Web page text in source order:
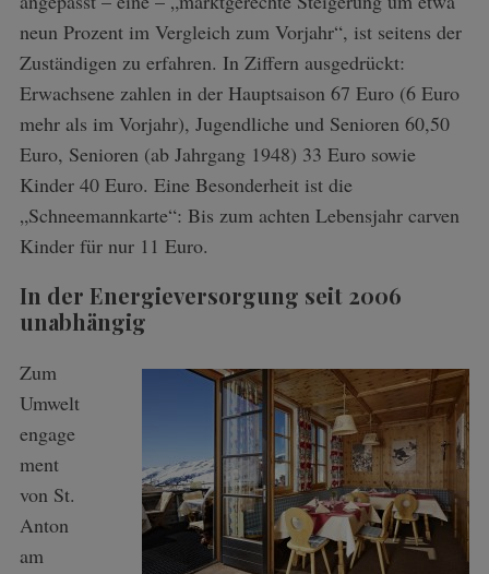
neun Prozent im Vergleich zum Vorjahr“, ist seitens der
Zuständigen zu erfahren. In Ziffern ausgedrückt:
Erwachsene zahlen in der Hauptsaison 67 Euro (6 Euro
mehr als im Vorjahr), Jugendliche und Senioren 60,50
Euro, Senioren (ab Jahrgang 1948) 33 Euro sowie
Kinder 40 Euro. Eine Besonderheit ist die
„Schneemannkarte“: Bis zum achten Lebensjahr carven
Kinder für nur 11 Euro.
In der Energieversorgung seit 2006
unabhängig
Zum
Umwelt
engage
ment
von St.
Anton
am